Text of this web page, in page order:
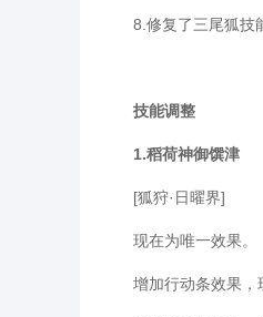
8.修复了三尾狐技能
技能调整
1.稻荷神御馔津
[狐狩·日曜界]
现在为唯一效果。
增加行动条效果，现